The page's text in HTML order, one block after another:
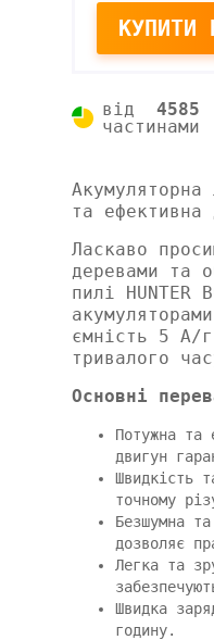
КУПИТИ
від 4585
частинами
Акумуляторна
та
Ласкаво
деревами та
пилі
ємність 5 А/
тривалого
Основні
Потужна та
двигун
Швидкість
точному
Безшумна
дозволяє
Легка та
Швидка
годину.